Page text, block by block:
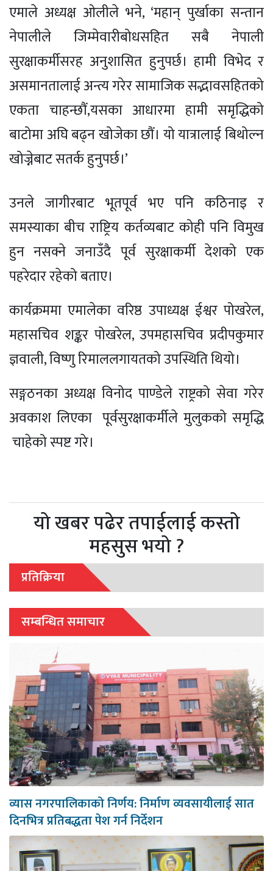
एमाले अध्यक्ष ओलीले भने, ‘महान् पुर्खाका सन्तान
नेपालीले जिम्मेवारीबोधसहित सबै नेपाली
सुरक्षाकर्मीसरह अनुशासित हुनुपर्छ। हामी विभेद र
असमानतालाई अन्त्य गरेर सामाजिक सद्भावसहितको
एकता चाहन्छौं,यसका आधारमा हामी समृद्धिको
बाटोमा अघि बढ्न खोजेका छौं। यो यात्रालाई बिथोल्न
खोज्नेबाट सतर्क हुनुपर्छ।’
उनले जागीरबाट भूतपूर्व भए पनि कठिनाइ र
समस्याका बीच राष्ट्रिय कर्तव्यबाट कोही पनि विमुख
हुन नसक्ने जनाउँदै पूर्व सुरक्षाकर्मी देशको एक
पहरेदार रहेको बताए।
कार्यक्रममा एमालेका वरिष्ठ उपाध्यक्ष ईश्वर पोखरेल,
महासचिव शङ्कर पोखरेल, उपमहासचिव प्रदीपकुमार
ज्ञवाली, विष्णु रिमाललगायतको उपस्थिति थियो।
सङ्गठनका अध्यक्ष विनोद पाण्डेले राष्ट्रको सेवा गरेर
अवकाश लिएका पूर्वसुरक्षाकर्मीले मुलुकको समृद्धि
चाहेको स्पष्ट गरे।
यो खबर पढेर तपाईलाई कस्तो
महसुस भयो ?
प्रतिक्रिया
सम्बन्धित समाचार
व्यास नगरपालिकाको निर्णय: निर्माण व्यवसायीलाई सात
दिनभित्र प्रतिबद्धता पेश गर्न निर्देशन